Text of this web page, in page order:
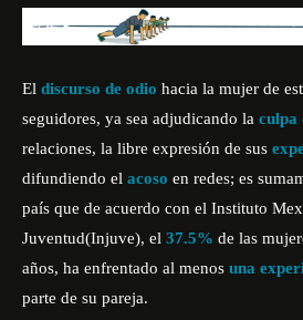
El discurso de odio hacia la mujer de
seguidores, ya sea adjudicando la culpa
relaciones, la libre expresión de sus
difundiendo el acoso en redes; es
país que de acuerdo con el Instituto
Juventud(Injuve), el 37.5% de las
años, ha enfrentado al menos una
parte de su pareja.